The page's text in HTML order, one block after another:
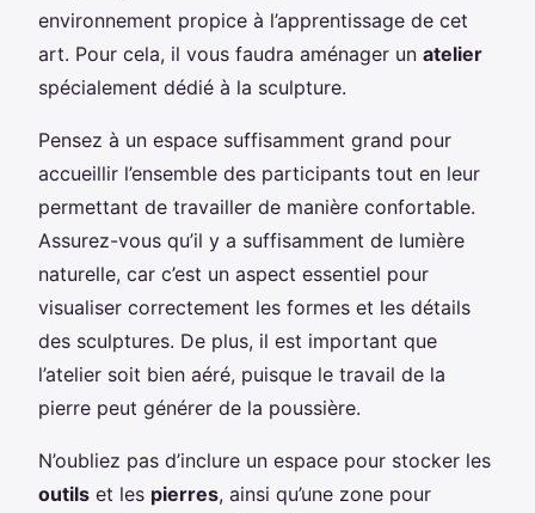
environnement propice à l’apprentissage de cet
art. Pour cela, il vous faudra aménager un atelier
spécialement dédié à la sculpture.
Pensez à un espace suffisamment grand pour
accueillir l’ensemble des participants tout en leur
permettant de travailler de manière confortable.
Assurez-vous qu’il y a suffisamment de lumière
naturelle, car c’est un aspect essentiel pour
visualiser correctement les formes et les détails
des sculptures. De plus, il est important que
l’atelier soit bien aéré, puisque le travail de la
pierre peut générer de la poussière.
N’oubliez pas d’inclure un espace pour stocker les
outils et les pierres, ainsi qu’une zone pour